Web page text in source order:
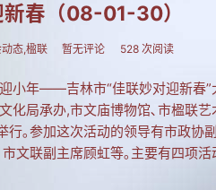
春（08-01-30）
态,楹联 暂无评论 528 次阅读
小年——吉林市“佳联妙对迎新春
化局承办,市文庙博物馆､市楹联
行｡参加这次活动的领导有市政协
文联副主席顾虹等｡主要有四项活